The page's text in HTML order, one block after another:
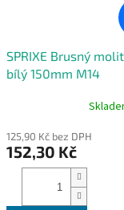
SPRIXE Brusný
bílý 150mm M14
125,90 Kč bez DPH
152,30 Kč